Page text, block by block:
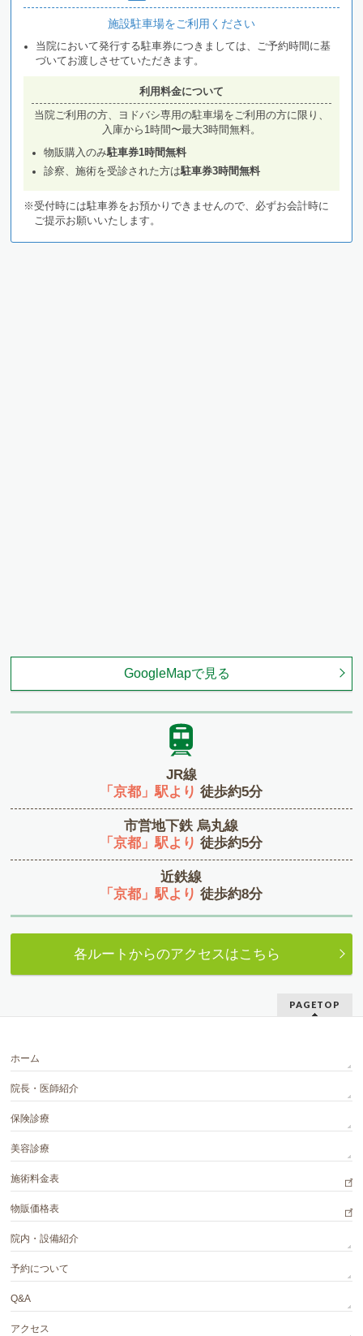
施設駐車場をご利用ください
当院において発行する駐車券につきましては、ご予約時間に基
づいてお渡しさせていただきます。
利用料金について
当院ご利用の方、ヨドバシ専用の駐車場をご利用の方に限り、
入庫から1時間〜最大3時間無料。
物販購入のみ駐車券1時間無料
診察、施術を受診された方は駐車券3時間無料
※受付時には駐車券をお預かりできませんので、必ずお会計時に
ご提示お願いいたします。
GoogleMapで見る
JR線
「京都」駅より 徒歩約5分
市営地下鉄 烏丸線
「京都」駅より 徒歩約5分
近鉄線
「京都」駅より 徒歩約8分
各ルートからのアクセスはこちら
PAGETOP
ホーム
院長・医師紹介
保険診療
美容診療
施術料金表
物販価格表
院内・設備紹介
予約について
Q&A
アクセス